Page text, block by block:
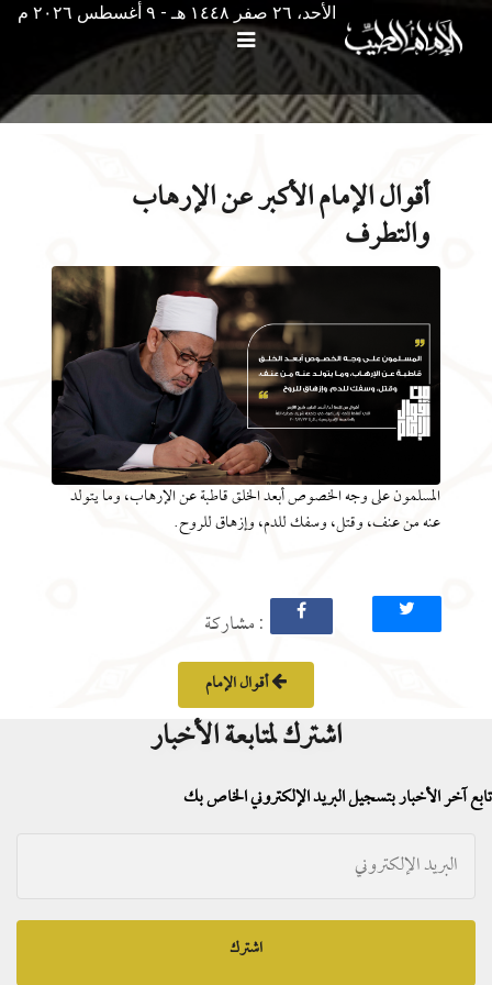
الأحد، ٢٦ صفر ١٤٤٨ هـ - ۹ أغسطس ۲۰۲٦ م
أقوال الإمام الأكبر عن الإرهاب
والتطرف
المسلمون على وجه الخصوص أبعد الخلق قاطبة عن الإرهاب، وما يتولد
عنه من عنف، وقتل، وسفك للدم، وإزهاق للروح.
: مشاركة
أقوال الإمام
اشترك لمتابعة الأخبار
تابع آخر الأخبار بتسجيل البريد الإلكتروني الخاص بك
اشترك